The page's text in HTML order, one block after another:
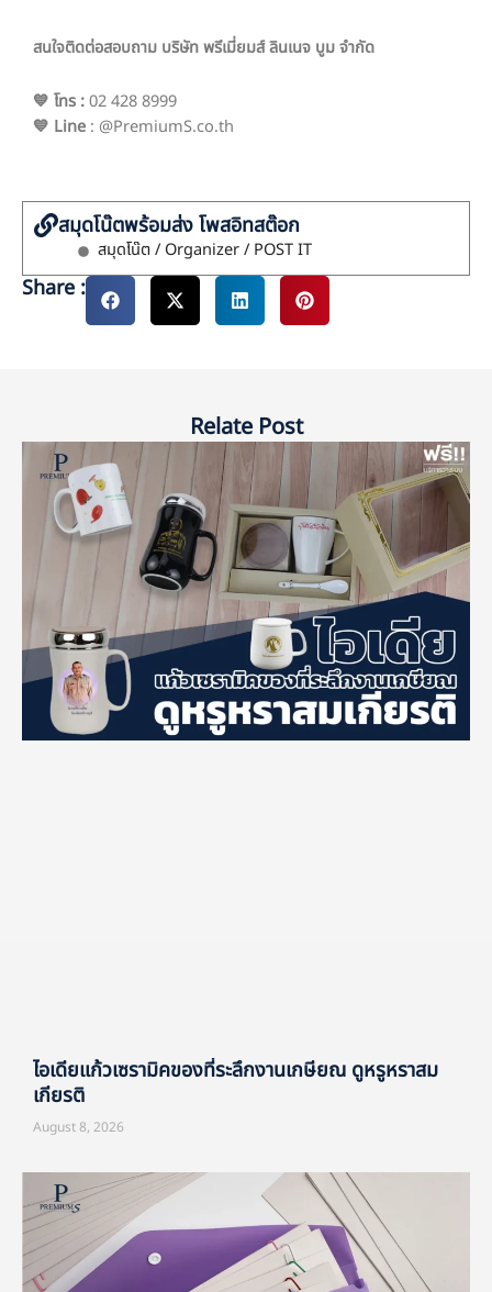
สนใจติดต่อสอบถาม บริษัท พรีเมี่ยมส์ ลินเนจ บูม จำกัด
💙 โทร :02 428 8999
💙 Line : @PremiumS.co.th
สมุดโน๊ตพร้อมส่ง โพสอิทสต๊อก
สมุดโน๊ต / Organizer / POST IT
Share :
Relate Post
ไอเดียแก้วเซรามิคของที่ระลึกงานเกษียณ ดูหรูหราสม
เกียรติ
August 8, 2026